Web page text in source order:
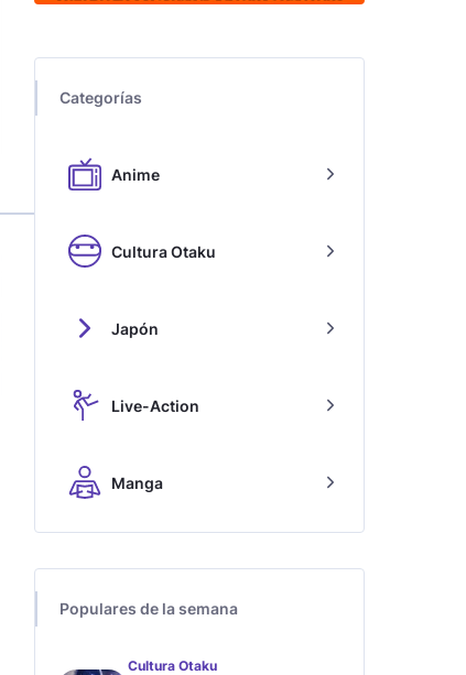
Categorías
Anime
Cultura Otaku
Japón
Live-Action
Manga
Populares de la semana
Cultura Otaku